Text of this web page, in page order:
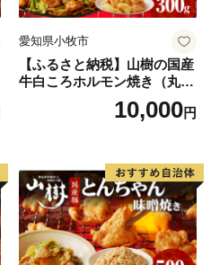
愛知県小牧市
【ふるさと納税】山樹の国産
牛白ころホルモン焼き（丸
腸）味付 300g 肉 牛肉 山
樹 国産牛 白ころホルモン焼
ベキュー 炒め物 ホルモン丼
野菜炒め 焼きうどん 下処理
済み 愛知県 小牧市 送料無料
10,000円